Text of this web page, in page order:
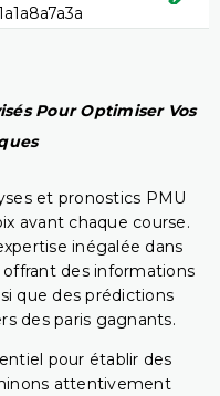
Pour Optimiser Vos
et pronostics PMU
avant chaque course.
inégalée dans
offrant des informations
que des prédictions
des paris gagnants.
pour établir des
attentivement